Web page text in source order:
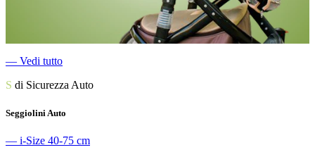
― Vedi tutto
S di Sicurezza Auto
Seggiolini Auto
― i-Size 40-75 cm